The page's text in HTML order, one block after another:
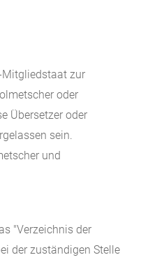
Mitgliedstaat zur
oder
Übersetzer oder
sein.
und
"Verzeichnis der
der zuständigen Stelle